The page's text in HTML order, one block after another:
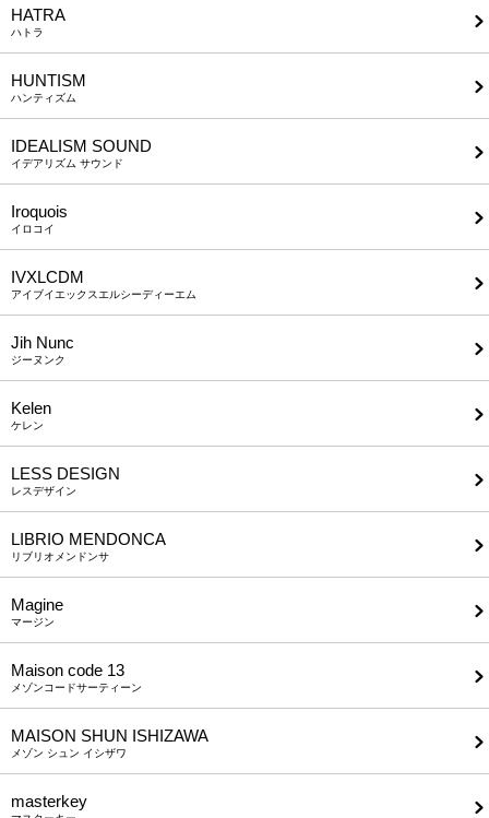
HATRA
ハトラ
HUNTISM
ハンティズム
IDEALISM SOUND
イデアリズム サウンド
Iroquois
イロコイ
IVXLCDM
アイブイエックスエルシーディーエム
Jih Nunc
ジーヌンク
Kelen
ケレン
LESS DESIGN
レスデザイン
LIBRIO MENDONCA
リブリオメンドンサ
Magine
マージン
Maison code 13
メゾンコードサーティーン
MAISON SHUN ISHIZAWA
メゾン シュン イシザワ
masterkey